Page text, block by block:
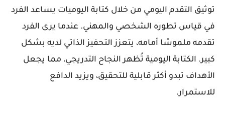
توثيق التقدم اليومي من خلال كتابة اليوميات يساعد الفرد
في قياس تطوره الشخصي والمهني. عندما يرى الفرد
تقدمه ملموسًا أمامه، يتعزز التحفيز الذاتي لديه بشكل
كبير. الكتابة اليومية تُظهر النجاح التدريجي، مما يجعل
الأهداف تبدو أكثر قابلية للتحقيق، ويزيد الدافع
للاستمرار.